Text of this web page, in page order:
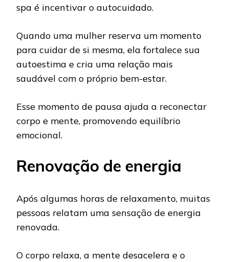
spa é incentivar o autocuidado.
Quando uma mulher reserva um momento
para cuidar de si mesma, ela fortalece sua
autoestima e cria uma relação mais
saudável com o próprio bem-estar.
Esse momento de pausa ajuda a reconectar
corpo e mente, promovendo equilíbrio
emocional.
Renovação de energia
Após algumas horas de relaxamento, muitas
pessoas relatam uma sensação de energia
renovada.
O corpo relaxa, a mente desacelera e o